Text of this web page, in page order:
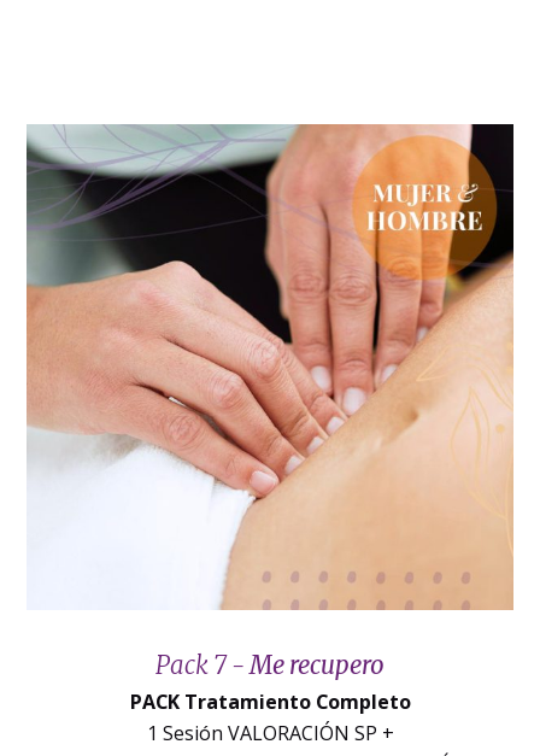
Pack 7 -Me recupero
PACK Tratamiento Completo
1 Sesión VALORACIÓN SP +